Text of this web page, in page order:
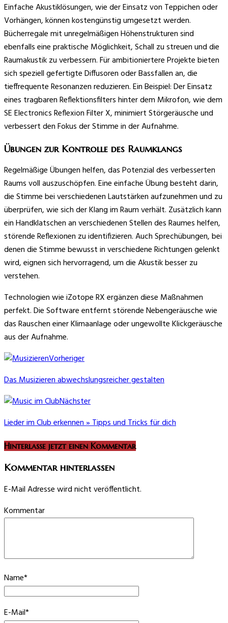
Einfache Akustiklösungen, wie der Einsatz von Teppichen oder
Vorhängen, können kostengünstig umgesetzt werden.
Bücherregale mit unregelmäßigen Höhenstrukturen sind
ebenfalls eine praktische Möglichkeit, Schall zu streuen und die
Raumakustik zu verbessern. Für ambitioniertere Projekte bieten
sich speziell gefertigte Diffusoren oder Bassfallen an, die
tieffrequente Resonanzen reduzieren. Ein Beispiel: Der Einsatz
eines tragbaren Reflektionsfilters hinter dem Mikrofon, wie dem
SE Electronics Reflexion Filter X, minimiert Störgeräusche und
verbessert den Fokus der Stimme in der Aufnahme.
Übungen zur Kontrolle des Raumklangs
Regelmäßige Übungen helfen, das Potenzial des verbesserten
Raums voll auszuschöpfen. Eine einfache Übung besteht darin,
die Stimme bei verschiedenen Lautstärken aufzunehmen und zu
überprüfen, wie sich der Klang im Raum verhält. Zusätzlich kann
ein Handklatschen an verschiedenen Stellen des Raumes helfen,
störende Reflexionen zu identifizieren. Auch Sprechübungen, bei
denen die Stimme bewusst in verschiedene Richtungen gelenkt
wird, eignen sich hervorragend, um die Akustik besser zu
verstehen.
Technologien wie iZotope RX ergänzen diese Maßnahmen
perfekt. Die Software entfernt störende Nebengeräusche wie
das Rauschen einer Klimaanlage oder ungewollte Klickgeräusche
aus der Aufnahme.
Vorheriger
Das Musizieren abwechslungsreicher gestalten
Nächster
Lieder im Club erkennen » Tipps und Tricks für dich
Hinterlasse jetzt einen Kommentar
Kommentar hinterlassen
E-Mail Adresse wird nicht veröffentlicht.
Kommentar
Name*
E-Mail*